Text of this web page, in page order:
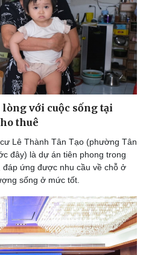
với cuộc sống tại
thuê
Lê Thành Tân Tạo (phường Tân
đây) là dự án tiên phong trong
ứng được nhu cầu về chỗ ở
sống ở mức tốt.